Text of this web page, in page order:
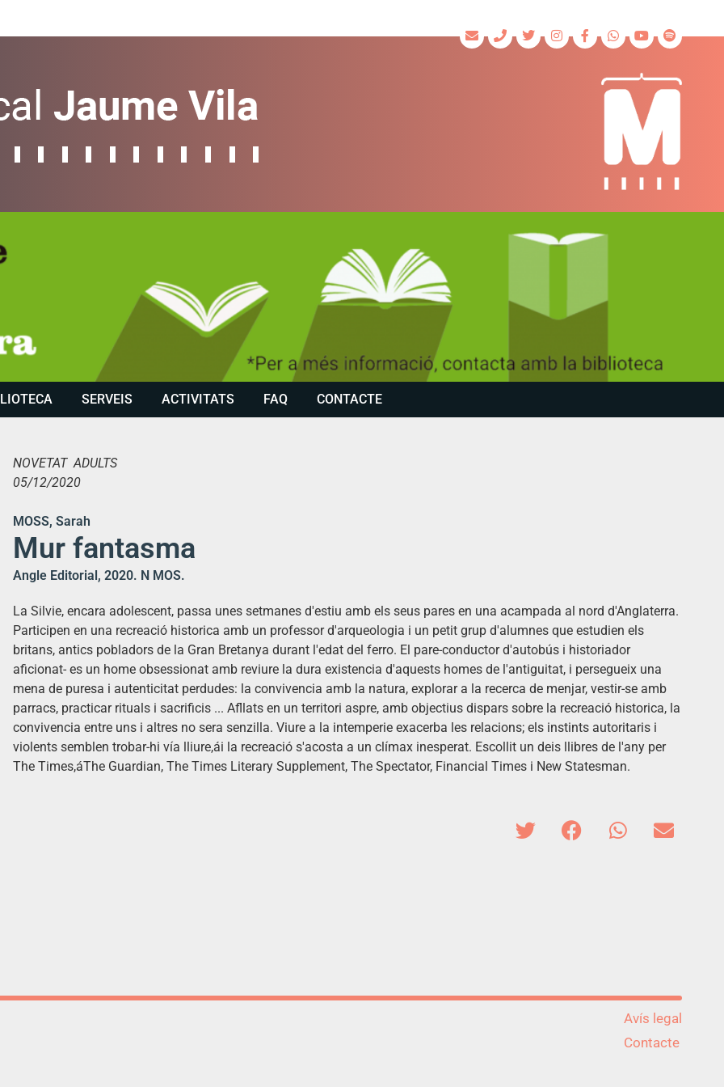
SERVEIS ACTIVITATS FAQ CONTACTE
NOVETAT ADULTS
05/12/2020
MOSS, Sarah
Mur fantasma
Angle Editorial, 2020. N MOS.
La Silvie, encara adolescent, passa unes setmanes d'estiu amb els seus pares en una acampada al nord d'Anglaterra.
Participen en una recreació historica amb un professor d'arqueologia i un petit grup d'alumnes que estudien els
britans, antics pobladors de la Gran Bretanya durant l'edat del ferro. El pare-conductor d'autobús i historiador
aficionat- es un home obsessionat amb reviure la dura existencia d'aquests homes de l'antiguitat, i persegueix una
mena de puresa i autenticitat perdudes: la convivencia amb la natura, explorar a la recerca de menjar, vestir-se amb
parracs, practicar rituals i sacrificis ... Afllats en un territori aspre, amb objectius dispars sobre la recreació historica, la
convivencia entre uns i altres no sera senzilla. Viure a la intemperie exacerba les relacions; els instints autoritaris i
violents semblen trobar-hi vía lliure,ái la recreació s'acosta a un clímax inesperat. Escollit un deis llibres de l'any per
The Times,áThe Guardian, The Times Literary Supplement, The Spectator, Financial Times i New Statesman.
Avís legal
Contacte